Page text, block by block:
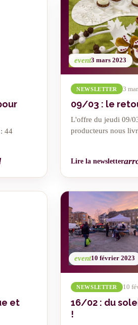
44
event3 mars 2023
NEWSLETTER 3
09/03 : le
L'offre du jeudi 09/
producteurs nous
Lire la newsletter
et
event10 février 2023
NEWSLETTER 10
16/02 : du
!